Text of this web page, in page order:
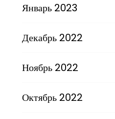
Январь 2023
Декабрь 2022
Ноябрь 2022
Октябрь 2022